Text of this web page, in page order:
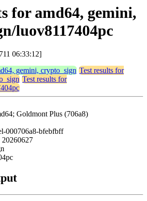
for amd64, gemini,
luov8117404pc
06:33:12]
gemini, crypto_sign Test results for
Test results for
Goldmont Plus (706a8)
000706a8-bfebfbff
20260627